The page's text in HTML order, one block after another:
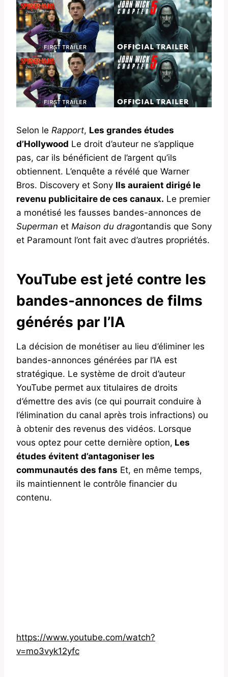
Selon le Rapport, Les grandes études
d’Hollywood Le droit d’auteur ne s’applique
pas, car ils bénéficient de l’argent qu’ils
obtiennent. L’enquête a révélé que Warner
Bros. Discovery et Sony Ils auraient dirigé le
revenu publicitaire de ces canaux. Le premier
a monétisé les fausses bandes-annonces de
Superman et Maison du dragontandis que Sony
et Paramount l’ont fait avec d’autres propriétés.
YouTube est jeté contre les
bandes-annonces de films
générés par l’IA
La décision de monétiser au lieu d’éliminer les
bandes-annonces générées par l’IA est
stratégique. Le système de droit d’auteur
YouTube permet aux titulaires de droits
d’émettre des avis (ce qui pourrait conduire à
l’élimination du canal après trois infractions) ou
à obtenir des revenus des vidéos. Lorsque
vous optez pour cette dernière option, Les
études évitent d’antagoniser les
communautés des fans Et, en même temps,
ils maintiennent le contrôle financier du
contenu.
https://www.youtube.com/watch?
v=mo3vyk12yfc